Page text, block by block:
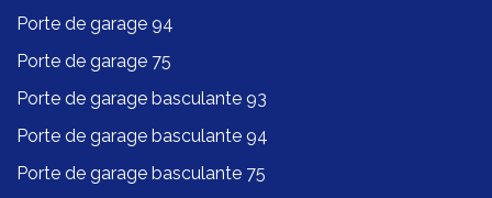
Porte de garage 94
Porte de garage 75
Porte de garage basculante 93
Porte de garage basculante 94
Porte de garage basculante 75